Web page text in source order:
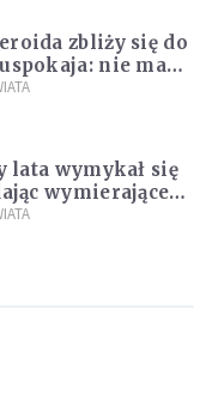
zbliży się do
nie ma
lata wymykał się
wymierające
popełnił